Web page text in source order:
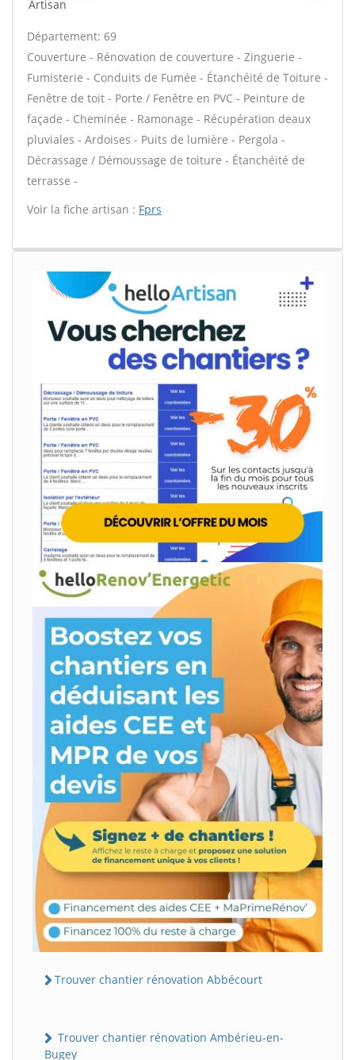
Artisan
Département: 69
Couverture - Rénovation de couverture - Zinguerie -
Fumisterie - Conduits de Fumée - Étanchéité de Toiture -
Fenêtre de toit - Porte / Fenêtre en PVC - Peinture de
façade - Cheminée - Ramonage - Récupération deaux
pluviales - Ardoises - Puits de lumière - Pergola -
Décrassage / Démoussage de toiture - Étanchéité de
terrasse -
Voir la fiche artisan : Fprs
Trouver chantier rénovation Abbécourt
Trouver chantier rénovation Ambérieu-en-
Bugey